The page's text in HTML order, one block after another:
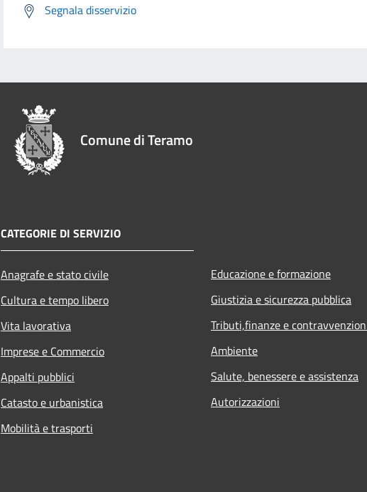
Segnala disservizio
Comune di Teramo
CATEGORIE DI SERVIZIO
Anagrafe e stato civile
Cultura e tempo libero
Vita lavorativa
Imprese e Commercio
Appalti pubblici
Catasto e urbanistica
Mobilità e trasporti
Educazione e formazione
Giustizia e sicurezza pubblica
Tributi,finanze e
Ambiente
Salute, benessere e assistenza
Autorizzazioni